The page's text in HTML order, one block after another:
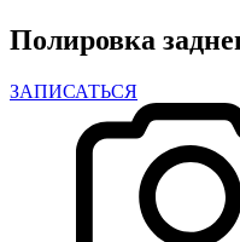
Полировка
ЗАПИСАТЬСЯ